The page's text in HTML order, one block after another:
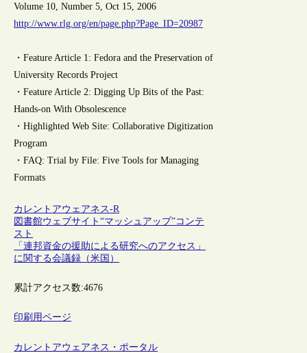
Volume 10, Number 5, Oct 15, 2006
http://www.rlg.org/en/page.php?Page_ID=20987
・Feature Article 1: Fedora and the Preservation of
University Records Project
・Feature Article 2: Digging Up Bits of the Past:
Hands-on With Obsolescence
・Highlighted Web Site: Collaborative Digitization
Program
・FAQ: Trial by File: Five Tools for Managing
Formats
カレントアウェアネス-R
図書館ウェブサイト“マッシュアップ”コンテ
スト
「連邦資金の援助による研究へのアクセス」
に関する会議録（米国）
累計アクセス数:4676
印刷用ページ
カレントアウェアネス・ポータル